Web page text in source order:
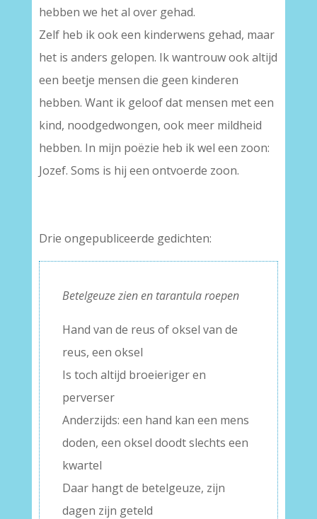
hebben we het al over gehad.
Zelf heb ik ook een kinderwens gehad, maar
het is anders gelopen. Ik wantrouw ook altijd
een beetje mensen die geen kinderen
hebben. Want ik geloof dat mensen met een
kind, noodgedwongen, ook meer mildheid
hebben. In mijn poëzie heb ik wel een zoon:
Jozef. Soms is hij een ontvoerde zoon.
Drie ongepubliceerde gedichten:
Betelgeuze zien en tarantula roepen
Hand van de reus of oksel van de
reus, een oksel
Is toch altijd broeieriger en
perverser
Anderzijds: een hand kan een mens
doden, een oksel doodt slechts een
kwartel
Daar hangt de betelgeuze, zijn
dagen zijn geteld